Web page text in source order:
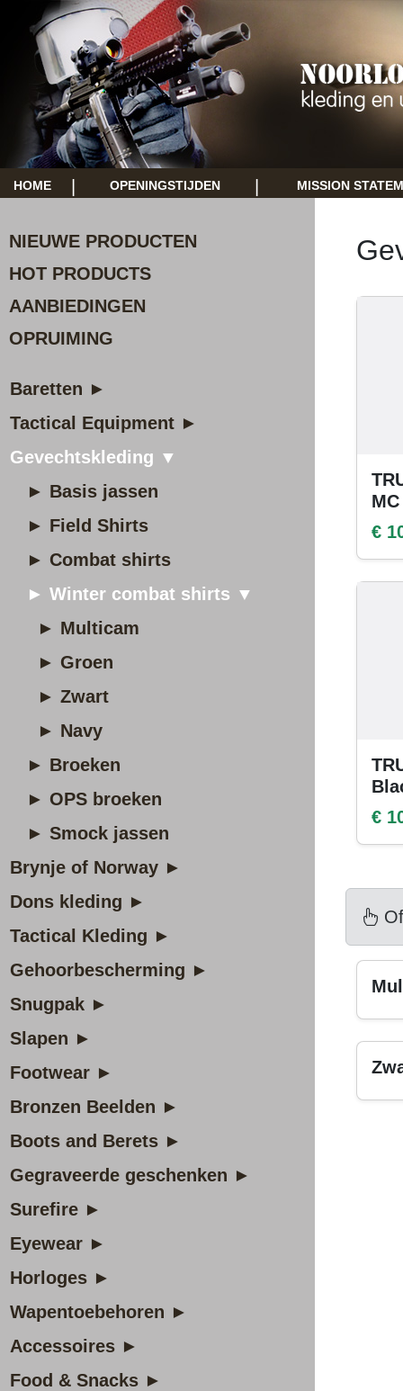
HOME OPENINGSTIJDEN MISSION
NIEUWE PRODUCTEN
HOT PRODUCTS
AANBIEDINGEN
OPRUIMING
Baretten ►
Tactical Equipment ►
Gevechtskleding ▼
► Basis jassen
► Field Shirts
► Combat shirts
► Winter combat shirts ▼
► Multicam
► Groen
► Zwart
► Navy
► Broeken
► OPS broeken
► Smock jassen
Brynje of Norway ►
Dons kleding ►
Tactical Kleding ►
Gehoorbescherming ►
Snugpak ►
Slapen ►
Footwear ►
Bronzen Beelden ►
Boots and Berets ►
Gegraveerde geschenken ►
Surefire ►
Eyewear ►
Horloges ►
Wapentoebehoren ►
Accessoires ►
Food & Snacks ►
MC
€
€